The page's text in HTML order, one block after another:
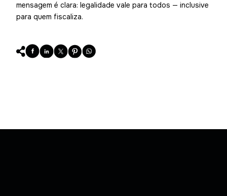
mensagem é clara: legalidade vale para todos — inclusive
para quem fiscaliza.